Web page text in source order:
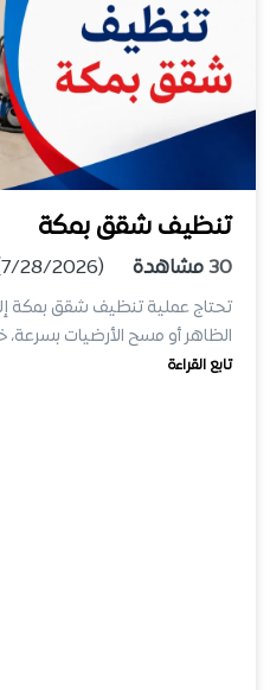
تنظيف شقق بمكة
30 مشاهدة (7/28/2026)
تحتاج عملية تنظيف شقق بمكة إلى
الظاهر أو مسح الأرضيات
تابع القراءة